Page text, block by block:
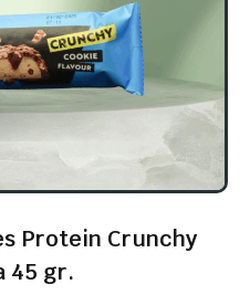
Protein Crunchy
45 gr.